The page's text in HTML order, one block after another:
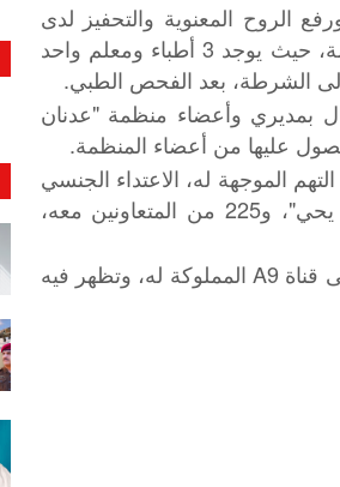
الروح المعنوية والتحفيز لدى
قادة ومديري وأعضاء المنظمة، وخلق تصور عام لصالح المنظمة، حيث يوجد 3 أطباء ومعلم واحد
بمديري وأعضاء منظمة "عدنان
عليها من أعضاء المنظمة.
موقوف منذ العام 2018، ومن بين التهم الموجهة له، الاعتداء الجنسي
وخطف القصر، إذ يحاكم أوكتار المعروف أيضا باسم "هارون يحي"، و225 من المتعاونين معه،
ويلقب أوكتار باسم "الداعية الراقص"، لأنه كان يقدم برنامجا على قناة A9 المملوكة له، وتظهر فيه